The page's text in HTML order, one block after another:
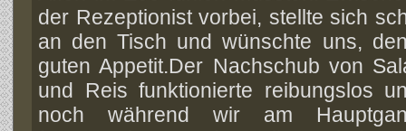
der Rezeptionist vorbei, stellte sich
an den Tisch und wünschte uns,
guten Appetit.Der Nachschub von
und Reis funktionierte reibungslos
noch während wir am